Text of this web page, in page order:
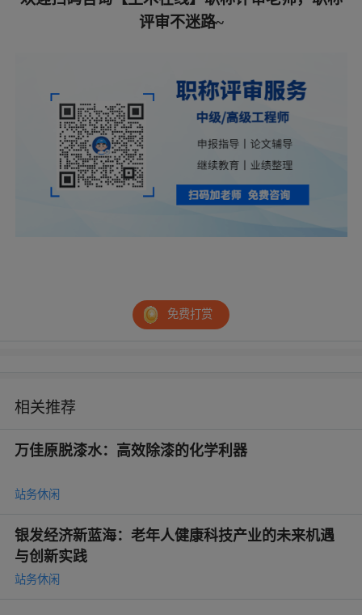
评审不迷路~
免费打赏
相关推荐
万佳原脱漆水：高效除漆的化学利器
站务休闲
银发经济新蓝海：老年人健康科技产业的未来机遇
与创新实践
站务休闲